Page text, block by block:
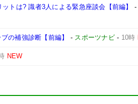
トは? 識者3人による緊急座談会【前編】 -
の補強診断【前編】 - スポーツナビ- 10時
NEW